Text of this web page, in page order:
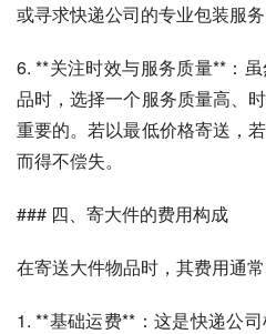
或寻求快递公司的专业包装服务
6. **关注时效与服务质量**：
品时，选择一个服务质量高、
重要的。若以最低价格寄送，
而得不偿失。
### 四、寄大件的费用构成
在寄送大件物品时，其费用通
1. **基础运费**：这是快递公